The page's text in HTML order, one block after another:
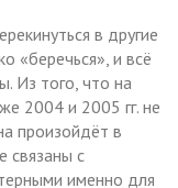
в другие
«беречься», и всё
Из того, что на
2004 и 2005 гг. не
произойдёт в
связаны с
именно для